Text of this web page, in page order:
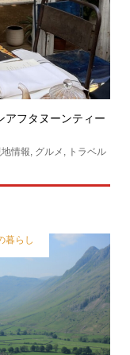
アフタヌーンティー
情報, グルメ , トラベル
暮らし